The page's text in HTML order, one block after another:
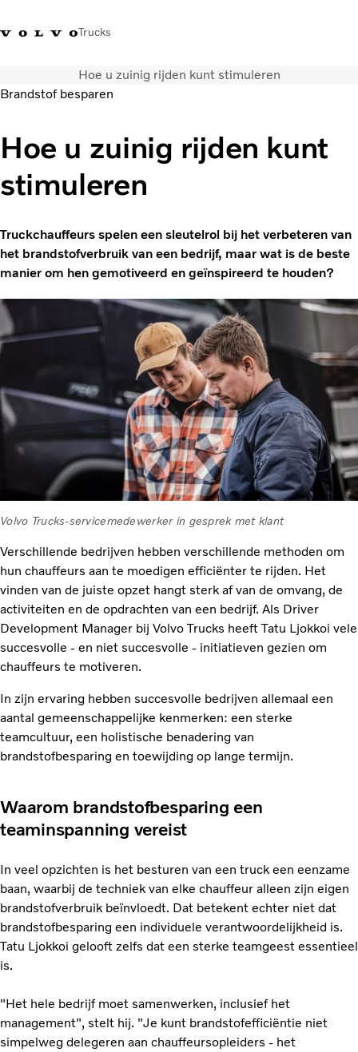
Trucks
Kennis vergrotenMerchandiseInloggenNederland
Transportoplossingen
CO2-reductie
Trucks
Truck Builder
Dealer locator
Nieuws
Over ons
Hoe u zuinig rijden kunt stimuleren
Brandstof besparen
Hoe u zuinig rijden kunt
stimuleren
Truckchauffeurs spelen een sleutelrol bij het verbeteren van
het brandstofverbruik van een bedrijf, maar wat is de beste
manier om hen gemotiveerd en geïnspireerd te houden?
Volvo Trucks-servicemedewerker in gesprek met klant
Verschillende bedrijven hebben verschillende methoden om
hun chauffeurs aan te moedigen efficiënter te rijden. Het
vinden van de juiste opzet hangt sterk af van de omvang, de
activiteiten en de opdrachten van een bedrijf. Als Driver
Development Manager bij Volvo Trucks heeft Tatu Ljokkoi vele
succesvolle - en niet succesvolle - initiatieven gezien om
chauffeurs te motiveren.
In zijn ervaring hebben succesvolle bedrijven allemaal een
aantal gemeenschappelijke kenmerken: een sterke
teamcultuur, een holistische benadering van
brandstofbesparing en toewijding op lange termijn.
Waarom brandstofbesparing een
teaminspanning vereist
In veel opzichten is het besturen van een truck een eenzame
baan, waarbij de techniek van elke chauffeur alleen zijn eigen
brandstofverbruik beïnvloedt. Dat betekent echter niet dat
brandstofbesparing een individuele verantwoordelijkheid is.
Tatu Ljokkoi gelooft zelfs dat een sterke teamgeest essentieel
is.
"Het hele bedrijf moet samenwerken, inclusief het
management", stelt hij. "Je kunt brandstofefficiëntie niet
simpelweg delegeren aan chauffeursopleiders - het